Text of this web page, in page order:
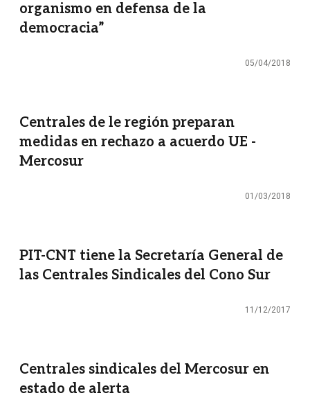
organismo en defensa de la
democracia”
05/04/2018
Centrales de le región preparan
medidas en rechazo a acuerdo UE -
Mercosur
01/03/2018
PIT-CNT tiene la Secretaría General de
las Centrales Sindicales del Cono Sur
11/12/2017
Centrales sindicales del Mercosur en
estado de alerta